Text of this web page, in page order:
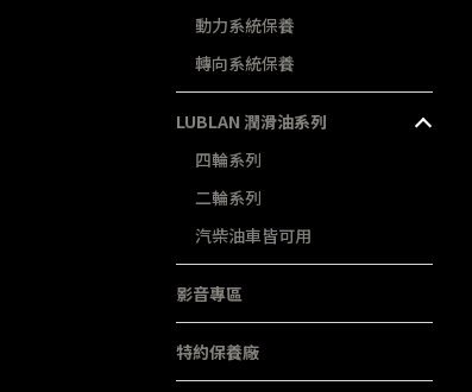
動力系統保養
轉向系統保養
LUBLAN 潤滑油系列
四輪系列
二輪系列
汽柴油車皆可用
影音專區
特約保養廠